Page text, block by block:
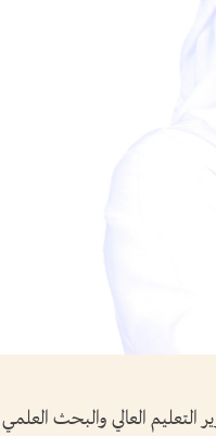
التعليم العالي والبحث العلمي